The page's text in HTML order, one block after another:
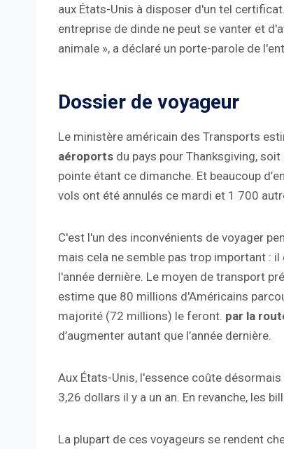
aux États-Unis à disposer d'un tel
entreprise de dinde ne peut se vanter et
animale », a déclaré un porte-parole de
Dossier de voyageur
Le ministère américain des Transports
aéroports du pays pour Thanksgiving,
pointe étant ce dimanche. Et beaucoup
vols ont été annulés ce mardi et 1 700
C'est l'un des inconvénients de voyager
mais cela ne semble pas trop important : il
l'année dernière. Le moyen de transport
estime que 80 millions d'Américains
majorité (72 millions) le feront. par la
d’augmenter autant que l’année dernière.
Aux États-Unis, l'essence coûte
3,26 dollars il y a un an. En revanche, les
La plupart de ces voyageurs se rendent